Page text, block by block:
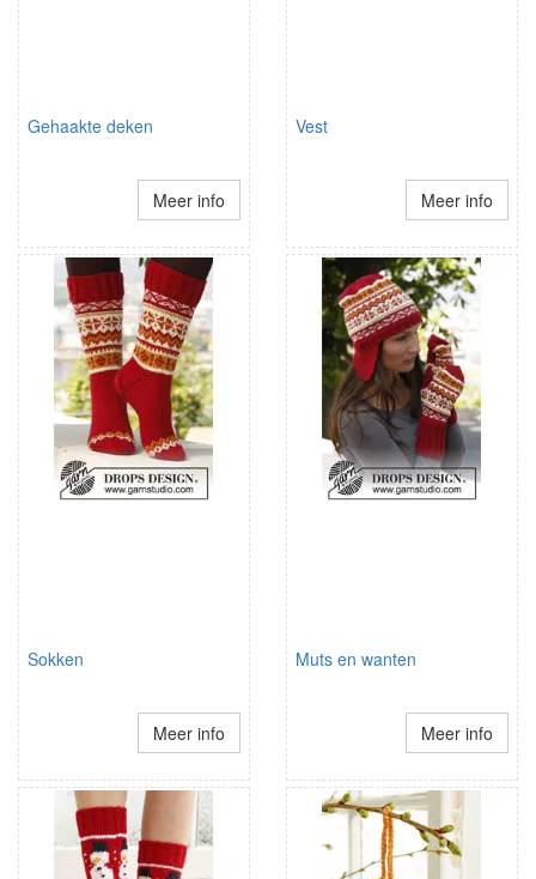
Gehaakte deken
Meer info
Vest
Meer info
Sokken
Meer info
Muts en wanten
Meer info